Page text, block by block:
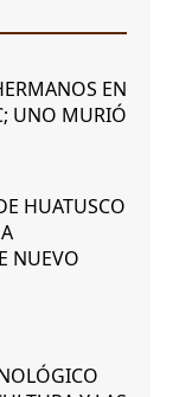
EN
UNO MURIÓ
HUATUSCO
NUEVO